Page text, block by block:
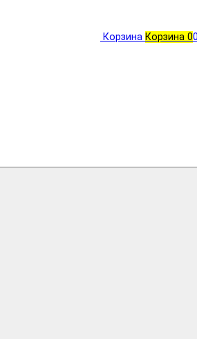
Корзина Корзина 0